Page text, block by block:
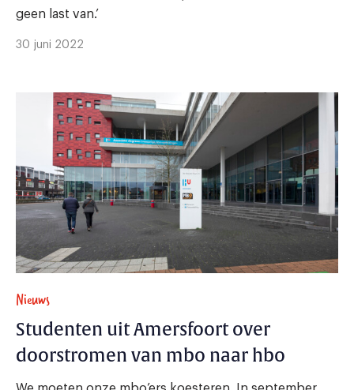
geen last van.’
30 juni 2022
Nieuws
Studenten uit Amersfoort over
doorstromen van mbo naar hbo